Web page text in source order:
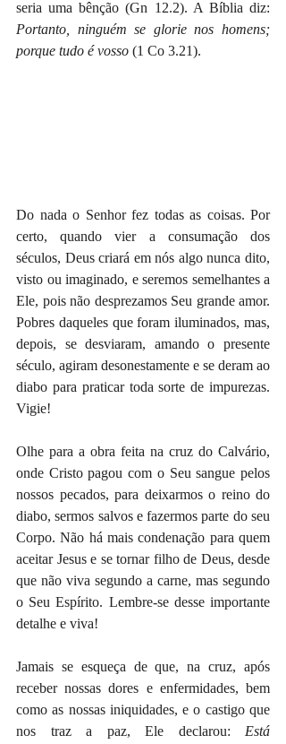
Portanto, ninguém se glorie nos homens;
porque tudo é vosso (1 Co 3.21).
Do nada o Senhor fez todas as coisas. Por
certo, quando vier a consumação dos
séculos, Deus criará em nós algo nunca dito,
visto ou imaginado, e seremos semelhantes a
Ele, pois não desprezamos Seu grande amor.
Pobres daqueles que foram iluminados, mas,
depois, se desviaram, amando o presente
século, agiram desonestamente e se deram ao
diabo para praticar toda sorte de impurezas.
Vigie!
Olhe para a obra feita na cruz do Calvário,
onde Cristo pagou com o Seu sangue pelos
nossos pecados, para deixarmos o reino do
diabo, sermos salvos e fazermos parte do seu
Corpo. Não há mais condenação para quem
aceitar Jesus e se tornar filho de Deus, desde
que não viva segundo a carne, mas segundo
o Seu Espírito. Lembre-se desse importante
detalhe e viva!
Jamais se esqueça de que, na cruz, após
receber nossas dores e enfermidades, bem
como as nossas iniquidades, e o castigo que
nos traz a paz, Ele declarou: Está